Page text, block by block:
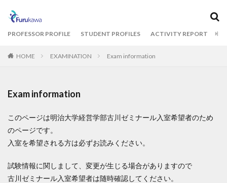
PROFESSOR PROFILE STUDENT PROFILES ACTIVITY REPORT
HOME EXAMINATION Exam information
Exam information
このページは明治大学経営学部古川ゼミナール入室希望者のため
のページです。
入室を希望される方は必ずお読みください。
試験情報に関しまして、変更が生じる場合がありますので
古川ゼミナール入室希望者は随時確認してください。
タグ
オフィスツアー